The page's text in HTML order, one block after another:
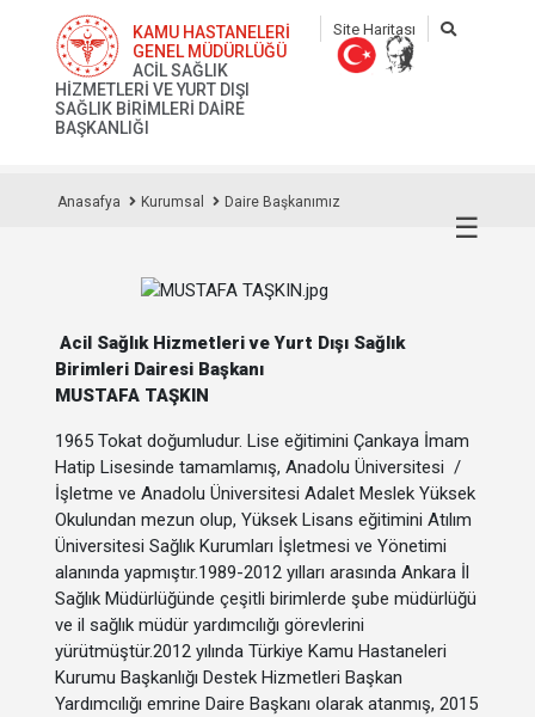
KAMU HASTANELERİ
GENEL MÜDÜRLÜĞÜ
ACİL SAĞLIK
HİZMETLERİ VE YURT DIŞI
SAĞLIK BİRİMLERİ DAİRE
BAŞKANLIĞI
Site Haritası
☰
Anasafya Kurumsal Daire Başkanımız
Acil Sağlık Hizmetleri ve Yurt Dışı Sağlık
Birimleri Dairesi Başkanı
MUSTAFA TAŞKIN
1965 Tokat doğumludur. Lise eğitimini Çankaya İmam
Hatip Lisesinde tamamlamış, Anadolu Üniversitesi /
İşletme ve Anadolu Üniversitesi Adalet Meslek Yüksek
Okulundan mezun olup, Yüksek Lisans eğitimini Atılım
Üniversitesi Sağlık Kurumları İşletmesi ve Yönetimi
alanında yapmıştır.1989-2012 yılları arasında Ankara İl
Sağlık Müdürlüğünde çeşitli birimlerde şube müdürlüğü
ve il sağlık müdür yardımcılığı görevlerini
yürütmüştür.2012 yılında Türkiye Kamu Hastaneleri
Kurumu Başkanlığı Destek Hizmetleri Başkan
Yardımcılığı emrine Daire Başkanı olarak atanmış, 2015